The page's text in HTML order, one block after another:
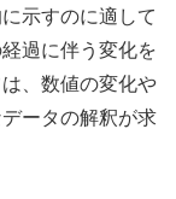
示すのに適して
過に伴う変化を
、数値の変化や
ータの解釈が求